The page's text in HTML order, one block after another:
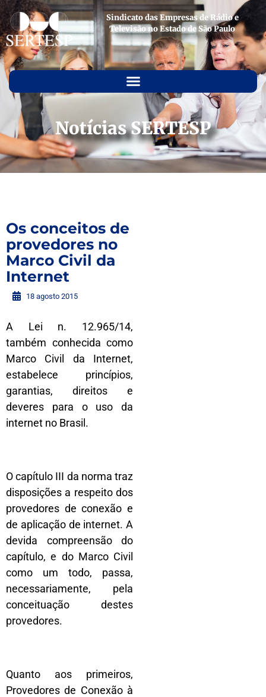
Sindicato das Empresas de Rádio e
Televisão no Estado de São Paulo
Notícias SERTESP
Os conceitos de
provedores no
Marco Civil da
Internet
18 agosto 2015
A Lei n. 12.965/14,
também conhecida como
Marco Civil da Internet,
estabelece princípios,
garantias, direitos e
deveres para o uso da
internet no Brasil.
O capítulo III da norma traz
disposições a respeito dos
provedores de conexão e
de aplicação de internet. A
devida compreensão do
capítulo, e do Marco Civil
como um todo, passa,
necessariamente, pela
conceituação destes
provedores.
Quanto aos primeiros,
Provedores de Conexão à